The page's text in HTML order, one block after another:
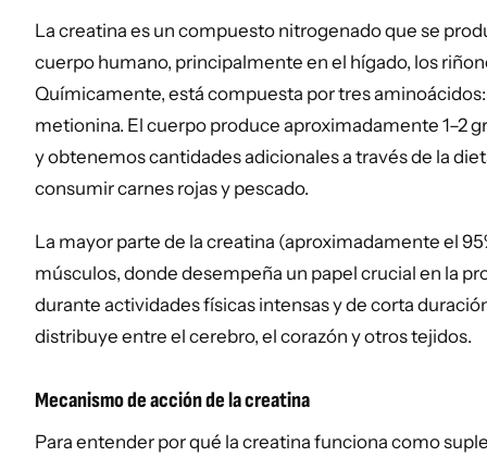
La creatina es un compuesto nitrogenado que se
cuerpo humano, principalmente en el hígado, los
Químicamente, está compuesta por tres
metionina. El cuerpo produce aproximadamente 1–2
y obtenemos cantidades adicionales a través de la
consumir carnes rojas y pescado.
La mayor parte de la creatina (aproximadamente el
músculos, donde desempeña un papel crucial en la
durante actividades físicas intensas y de corta
distribuye entre el cerebro, el corazón y otros tejidos.
Mecanismo de acción de la creatina
Para entender por qué la creatina funciona como